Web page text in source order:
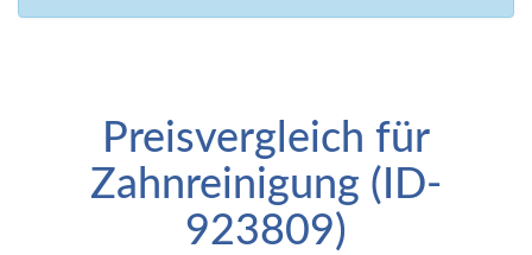
Preisvergleich für
Zahnreinigung (ID-
923809)